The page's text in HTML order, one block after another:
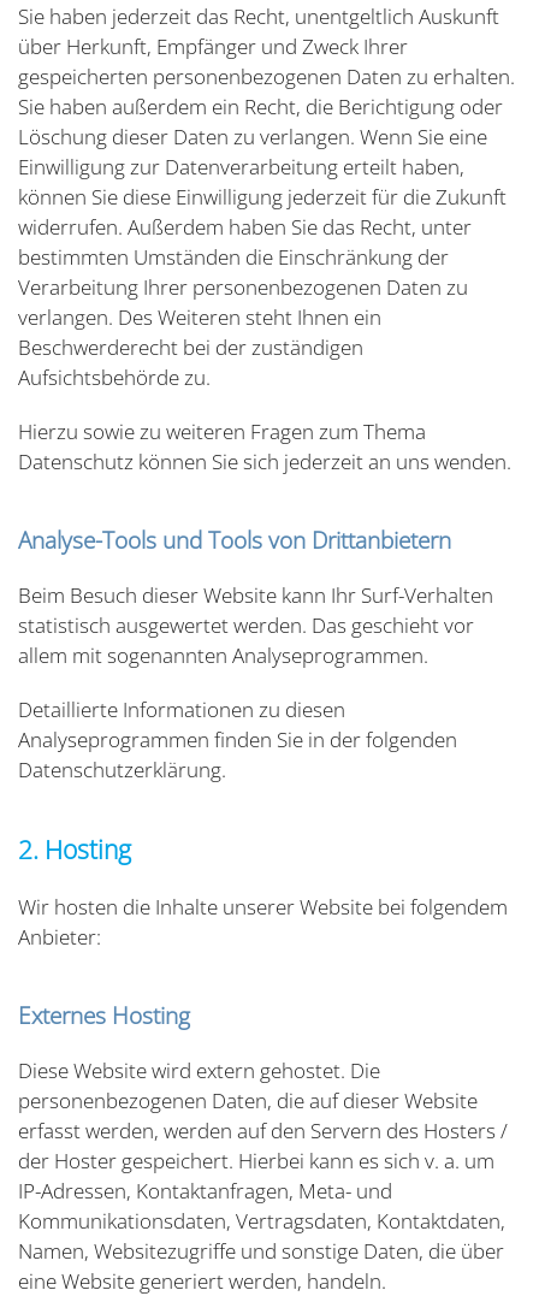
Sie haben jederzeit das Recht, unentgeltlich Auskunft
über Herkunft, Empfänger und Zweck Ihrer
gespeicherten personenbezogenen Daten zu erhalten.
Sie haben außerdem ein Recht, die Berichtigung oder
Löschung dieser Daten zu verlangen. Wenn Sie eine
Einwilligung zur Datenverarbeitung erteilt haben,
können Sie diese Einwilligung jederzeit für die Zukunft
widerrufen. Außerdem haben Sie das Recht, unter
bestimmten Umständen die Einschränkung der
Verarbeitung Ihrer personenbezogenen Daten zu
verlangen. Des Weiteren steht Ihnen ein
Beschwerderecht bei der zuständigen
Aufsichtsbehörde zu.
Hierzu sowie zu weiteren Fragen zum Thema
Datenschutz können Sie sich jederzeit an uns wenden.
Analyse-Tools und Tools von Drittanbietern
Beim Besuch dieser Website kann Ihr Surf-Verhalten
statistisch ausgewertet werden. Das geschieht vor
allem mit sogenannten Analyseprogrammen.
Detaillierte Informationen zu diesen
Analyseprogrammen finden Sie in der folgenden
Datenschutzerklärung.
2. Hosting
Wir hosten die Inhalte unserer Website bei folgendem
Anbieter:
Externes Hosting
Diese Website wird extern gehostet. Die
personenbezogenen Daten, die auf dieser Website
erfasst werden, werden auf den Servern des Hosters /
der Hoster gespeichert. Hierbei kann es sich v. a. um
IP-Adressen, Kontaktanfragen, Meta- und
Kommunikationsdaten, Vertragsdaten, Kontaktdaten,
Namen, Websitezugriffe und sonstige Daten, die über
eine Website generiert werden, handeln.